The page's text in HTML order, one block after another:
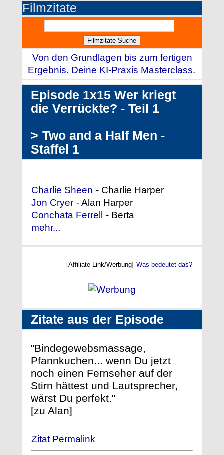
Filmzitate
Von den Grundlagen bis zum fertigen
Ergebnis. Deine KI-Praxis Masterclass.
Episode 1x15 Wer kriegt
die Verrückte? - Teil 1
> Two and a Half Men -
Staffel 1
Charlie Sheen - Charlie Harper
Jon Cryer - Alan Harper
Conchata Ferrell
- Berta
mehr...
[Affiliate-Link/Werbung] Was bedeutet das?
Zitate aus der Episode
"Bindegewebsmassage,
Pfannkuchen... wenn Du jetzt
noch einen Fernseher auf der
Stirn hättest und Lautsprecher,
wärst Du perfekt."
[zu Alan]
Zitat Permalink